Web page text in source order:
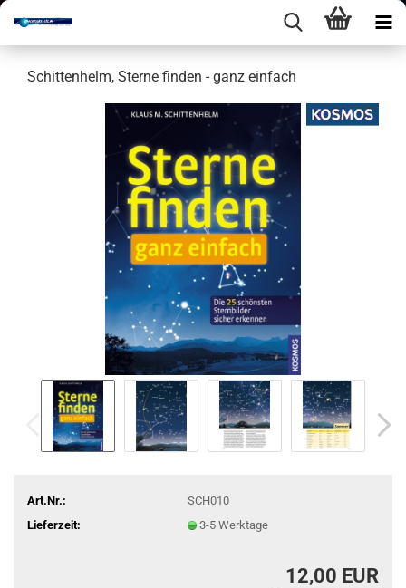
Schit­ten­helm, Ster­ne fin­den - ganz ein­fach
Art.Nr.:
SCH010
Lieferzeit:
3-5 Werktage
12,00 EUR